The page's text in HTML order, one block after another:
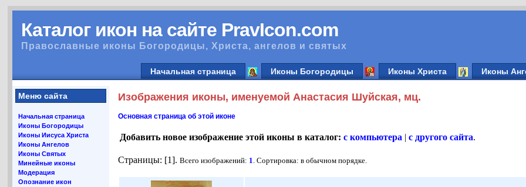
Каталог икон на сайте PravIcon.com
Православные иконы Богородицы, Христа, ангелов и святых
Начальная страница Иконы Богородицы Иконы Христа Иконы
Меню сайта
Начальная страница
Иконы Богородицы
Иконы Иисуса Христа
Иконы Ангелов
Иконы Святых
Минейные иконы
Модерация
Опознание икон
Изображения иконы, именуемой Анастасия Шуйская, мц.
Основная страница об этой иконе
Добавить новое изображение этой иконы в каталог:с компьютера |с другого сайта.
Страницы: [1].Всего изображений: 1. Сортировка: в обычном порядке.